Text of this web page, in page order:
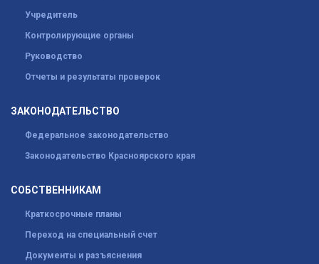
Учредитель
Контролирующие органы
Руководство
Отчеты и результаты проверок
ЗАКОНОДАТЕЛЬСТВО
Федеральное законодательство
Законодательство Красноярского края
СОБСТВЕННИКАМ
Краткосрочные планы
Переход на специальный счет
Документы и разъяснения